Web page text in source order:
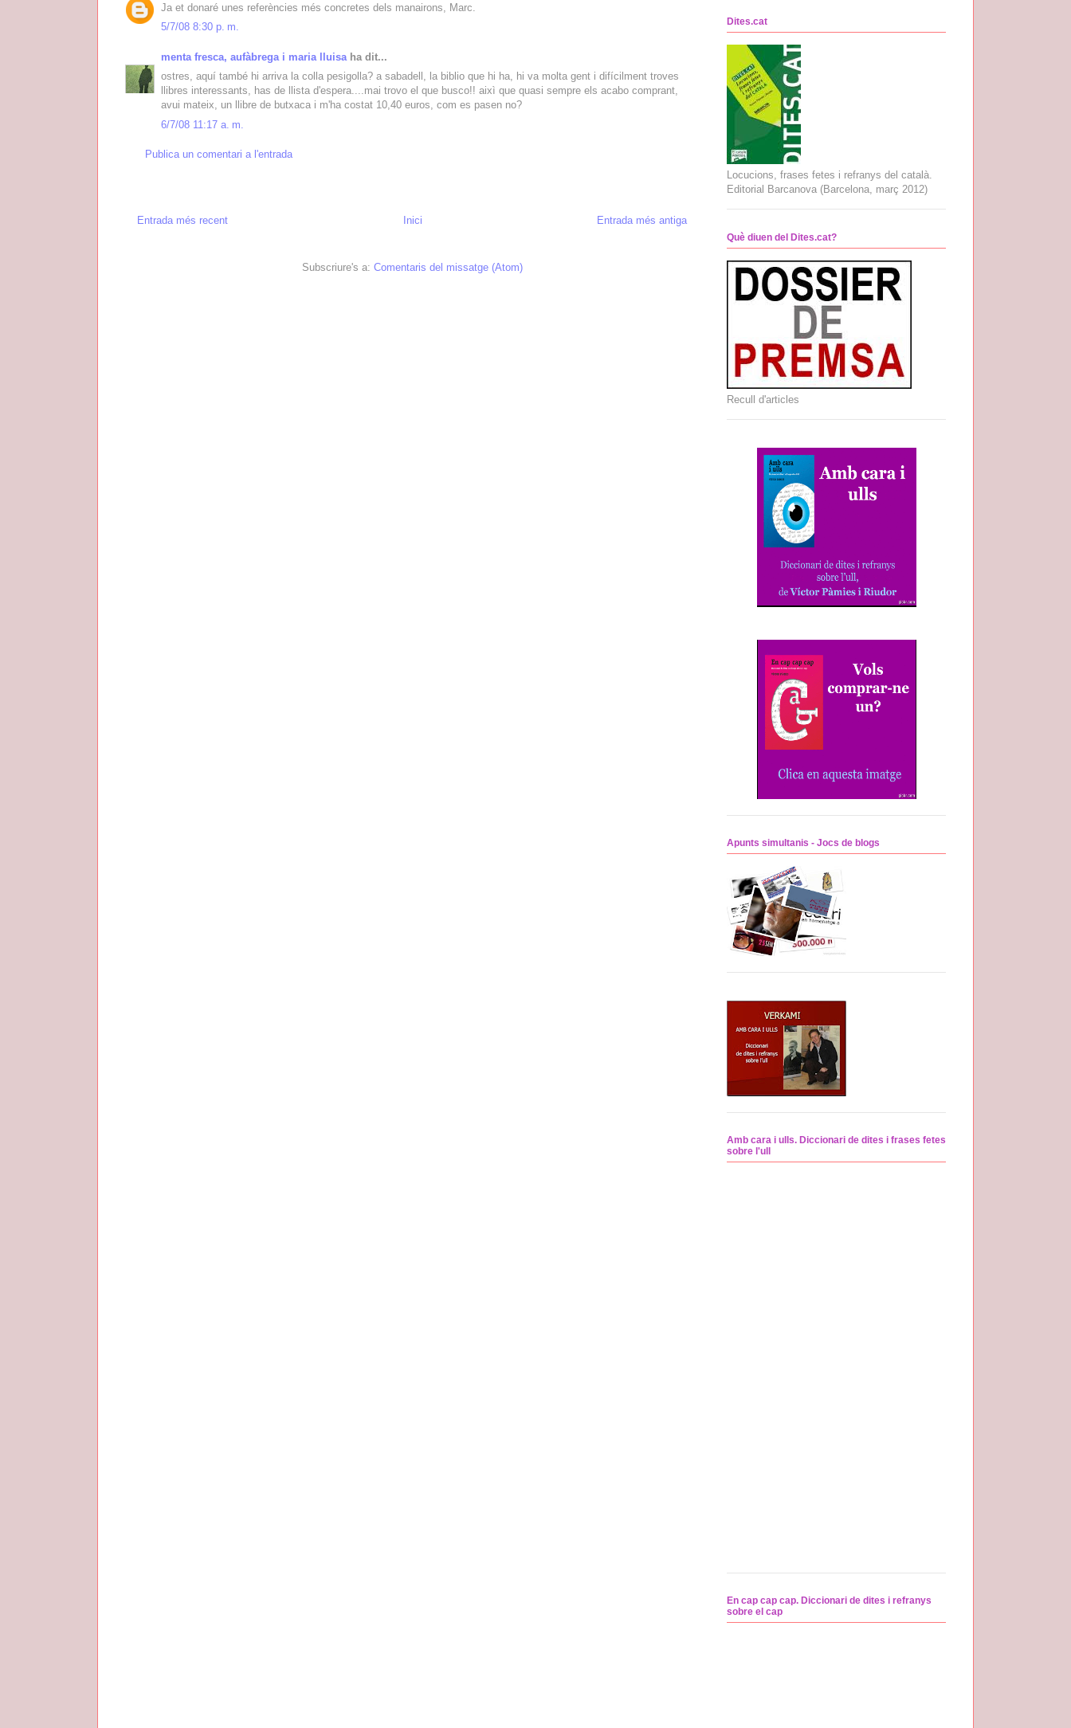
Ja et donaré unes referències més concretes dels manairons, Marc.
5/7/08 8:30 p. m.
menta fresca, aufàbrega i maria lluisa ha dit...
ostres, aquí també hi arriva la colla pesigolla? a sabadell, la biblio que hi ha, hi va molta gent i difícilment troves
llibres interessants, has de llista d'espera....mai trovo el que busco!! aixì que quasi sempre els acabo comprant,
avui mateix, un llibre de butxaca i m'ha costat 10,40 euros, com es pasen no?
6/7/08 11:17 a. m.
Publica un comentari a l'entrada
Entrada més recent Entrada més antiga
Inici
Subscriure's a: Comentaris del missatge (Atom)
Dites.cat
Locucions, frases fetes i refranys del català.
Editorial Barcanova (Barcelona, març 2012)
Què diuen del Dites.cat?
Recull d'articles
Apunts simultanis - Jocs de blogs
Amb cara i ulls. Diccionari de dites i frases fetes
sobre l'ull
En cap cap cap. Diccionari de dites i refranys
sobre el cap